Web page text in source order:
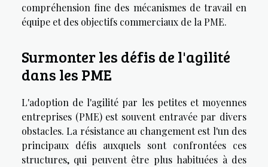
compréhension fine des mécanismes de travail en
équipe et des objectifs commerciaux de la PME.
Surmonter les défis de l'agilité
dans les PME
L'adoption de l'agilité par les petites et moyennes
entreprises (PME) est souvent entravée par divers
obstacles. La résistance au changement est l'un des
principaux défis auxquels sont confrontées ces
structures, qui peuvent être plus habituées à des